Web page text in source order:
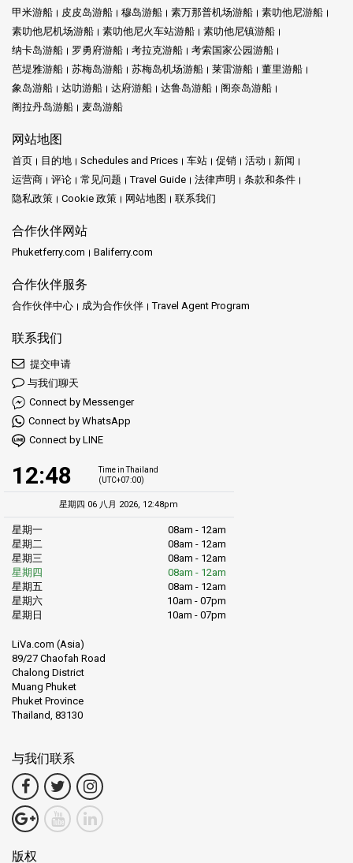
甲米游船
皮皮岛游船 穆岛游船 素万那普机场游船
素叻他尼游船
素叻他尼机场游船
素叻他尼火车站游船
素叻他尼镇游船
纳卡岛游船
罗勇府游船 考拉克游船
考索国家公园游船
芭堤雅游船
苏梅岛游船 苏梅岛机场游船 莱雷游船
董里游船
象岛游船
达叻游船 达府游船 达鲁岛游船
阁奈岛游船
阁拉丹岛游船
麦岛游船
网站地图
首页 目的地 Schedules and Prices 车站 促销 活动
新闻
运营商
评论 常见问题 Travel Guide 法律声明
条款和条件
隐私政策
Cookie 政策 网站地图 联系我们
合作伙伴网站
Phuketferry.com Baliferry.com
合作伙伴服务
合作伙伴中心 成为合作伙伴 Travel Agent Program
联系我们
提交申请
与我们聊天
Connect by Messenger
Connect by WhatsApp
Connect by LINE
12:48
Time in Thailand
(UTC+07:00)
星期四 06 八月 2026, 12:48pm
星期一
08am - 12am
星期二
08am - 12am
星期三
08am - 12am
星期四
08am - 12am
星期五
08am - 12am
星期六
10am - 07pm
星期日
10am - 07pm
LiVa.com (Asia)
89/27 Chaofah Road
Chalong District
Muang Phuket
Phuket Province
Thailand, 83130
与我们联系
版权